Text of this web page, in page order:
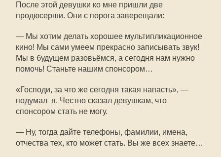
После этой девушки ко мне пришли две
продюсерши. Они с порога заверещали:
— Мы хотим делать хорошее мультипликационное
кино! Мы сами умеем прекрасно записывать звук!
Мы в будущем разовьёмся, а сегодня нам нужно
помочь! Станьте нашим спонсором…
«Господи, за что же сегодня такая напасть», —
подумал я. Честно сказал девушкам, что
спонсором стать не могу.
— Ну, тогда дайте телефоны, фамилии, имена,
отчества тех, кто может стать. Вы же всех знаете…